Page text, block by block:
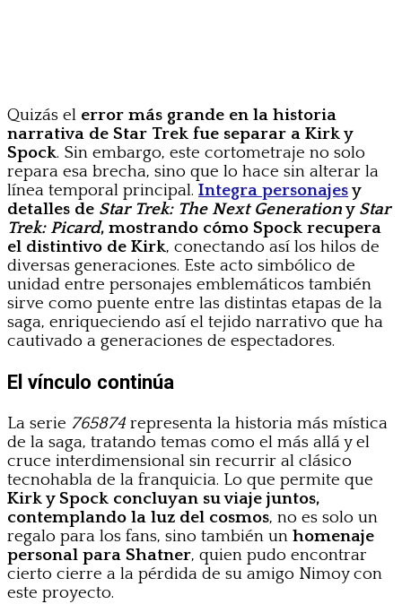
Quizás el error más grande en la historia
narrativa de Star Trek fue separar a Kirk y
Spock. Sin embargo, este cortometraje no solo
repara esa brecha, sino que lo hace sin alterar la
línea temporal principal. Integra personajesy
detalles de Star Trek: The Next Generationy Star
Trek: Picard, mostrando cómo Spock recupera
el distintivo de Kirk, conectando así los hilos de
diversas generaciones. Este acto simbólico de
unidad entre personajes emblemáticos también
sirve como puente entre las distintas etapas de la
saga, enriqueciendo así el tejido narrativo que ha
cautivado a generaciones de espectadores.
El vínculo continúa
La serie 765874representa la historia más mística
de la saga, tratando temas como el más allá y el
cruce interdimensional sin recurrir al clásico
tecnohabla de la franquicia. Lo que permite que
Kirk y Spock concluyan su viaje juntos,
contemplando la luz del cosmos, no es solo un
regalo para los fans, sino también un homenaje
personal para Shatner, quien pudo encontrar
cierto cierre a la pérdida de su amigo Nimoy con
este proyecto.